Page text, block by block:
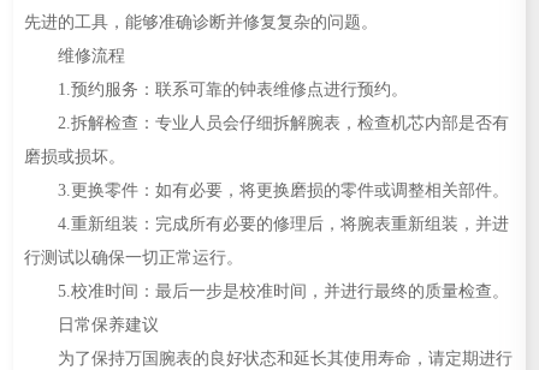
先进的工具，能够准确诊断并修复复杂的问题。
维修流程
1.预约服务：联系可靠的钟表维修点进行预约。
2.拆解检查：专业人员会仔细拆解腕表，检查机芯内部是否有
磨损或损坏。
3.更换零件：如有必要，将更换磨损的零件或调整相关部件。
4.重新组装：完成所有必要的修理后，将腕表重新组装，并进
行测试以确保一切正常运行。
5.校准时间：最后一步是校准时间，并进行最终的质量检查。
日常保养建议
为了保持万国腕表的良好状态和延长其使用寿命，请定期进行